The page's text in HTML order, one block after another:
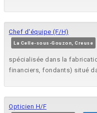
Chef d'équipe (F/H)
La Celle-sous-Gouzon, Creuse
spécialisée dans la
financiers, fondants) situé
Opticien H/F